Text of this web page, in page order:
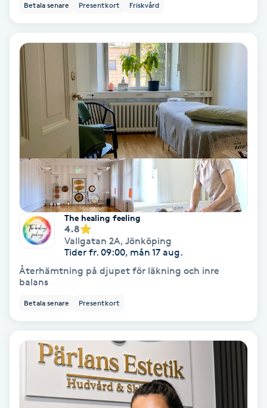
Makeup
Manikyr & Pedikyr
Medial vägledning
Medicinsk massage
Meditation
Medium
Melasma
Betala senare Presentkort Friskvård
The healing feeling
4.8
Vallgatan 2A, Jönköping
Tider fr. 09:00, mån 17 aug.
Återhämtning på djupet för läkning och inre
balans
Betala senare Presentkort